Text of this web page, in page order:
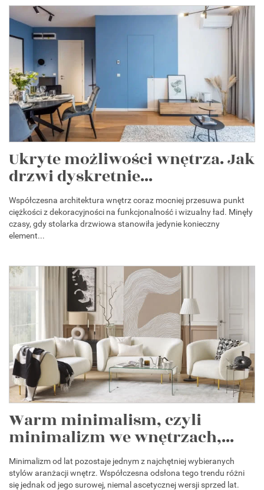
Ukryte możliwości wnętrza. Jak
drzwi dyskretnie...
Współczesna architektura wnętrz coraz mocniej przesuwa punkt
ciężkości z dekoracyjności na funkcjonalność i wizualny ład. Minęły
czasy, gdy stolarka drzwiowa stanowiła jedynie konieczny
element...
Warm minimalism, czyli
minimalizm we wnętrzach,...
Minimalizm od lat pozostaje jednym z najchętniej wybieranych
stylów aranżacji wnętrz. Współczesna odsłona tego trendu różni
się jednak od jego surowej, niemal ascetycznej wersji sprzed lat.